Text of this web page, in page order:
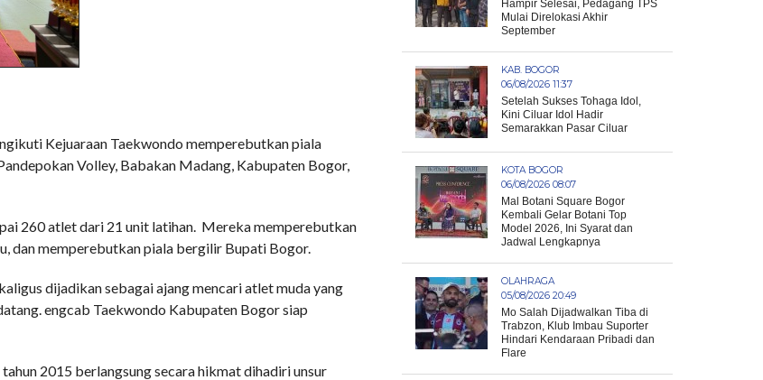
Kejuaraan Taekwondo memperebutkan piala
Volley, Babakan Madang, Kabupaten Bogor,
260 atlet dari 21 unit latihan. Mereka memperebutkan
dan memperebutkan piala bergilir Bupati Bogor.
dijadikan sebagai ajang mencari atlet muda yang
engcab Taekwondo Kabupaten Bogor siap
2015 berlangsung secara hikmat dihadiri unsur
Hampir Selesai, Pedagang TPS
Mulai Direlokasi Akhir
September
KAB. BOGOR
06/08/2026 11:37
Setelah Sukses Tohaga Idol,
Kini Ciluar Idol Hadir
Semarakkan Pasar Ciluar
KOTA BOGOR
06/08/2026 08:07
Mal Botani Square Bogor
Kembali Gelar Botani Top
Model 2026, Ini Syarat dan
Jadwal Lengkapnya
OLAHRAGA
05/08/2026 20:49
Mo Salah Dijadwalkan Tiba di
Trabzon, Klub Imbau Suporter
Hindari Kendaraan Pribadi dan
Flare